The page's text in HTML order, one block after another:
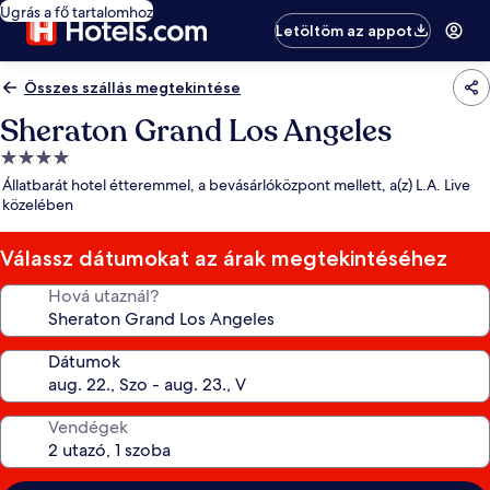
Ugrás a fő tartalomhoz
Letöltöm az appot
Összes szállás megtekintése
Sheraton Grand Los Angeles
4.0
csillagos
szálláshely
Állatbarát hotel étteremmel, a bevásárlóközpont mellett, a(z) L.A. Live
közelében
Válassz dátumokat az árak megtekintéséhez
Hová utaznál?
Dátumok
Vendégek